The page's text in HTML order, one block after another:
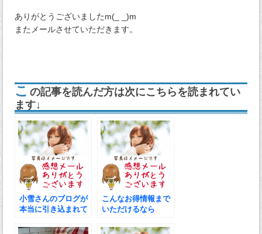
ありがとうございましたm(_ _)m
またメールさせていただきます。
こ の記事を読んだ方は次にこちらを読まれてい
ます↓
小雪さんのブログが
本当に引き込まれて
こんなお得情報まで
いただけるなら